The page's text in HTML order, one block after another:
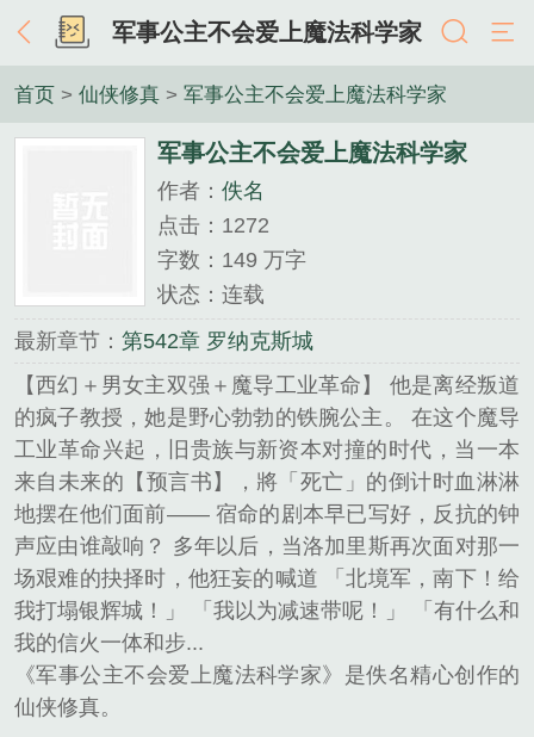
军事公主不会爱上魔法科学家
首页 > 仙侠修真 > 军事公主不会爱上魔法科学家
军事公主不会爱上魔法科学家
作者： 佚名
点击：1272
字数：149 万字
状态：连载
最新章节： 第542章 罗纳克斯城
【西幻＋男女主双强＋魔导工业革命】 他是离经叛道
的疯子教授，她是野心勃勃的铁腕公主。 在这个魔导
工业革命兴起，旧贵族与新资本对撞的时代，当一本
来自未来的【预言书】，將「死亡」的倒计时血淋淋
地摆在他们面前—— 宿命的剧本早已写好，反抗的钟
声应由谁敲响？ 多年以后，当洛加里斯再次面对那一
场艰难的抉择时，他狂妄的喊道 「北境军，南下！给
我打塌银辉城！」 「我以为减速带呢！」 「有什么和
我的信火一体和步...
《军事公主不会爱上魔法科学家》是佚名精心创作的
仙侠修真。